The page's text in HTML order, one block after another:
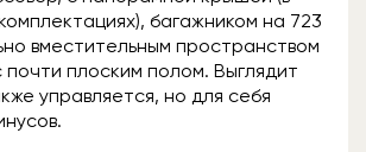
багажником на 723
вместительным пространством
почти плоским полом. Выглядит
управляется, но для себя